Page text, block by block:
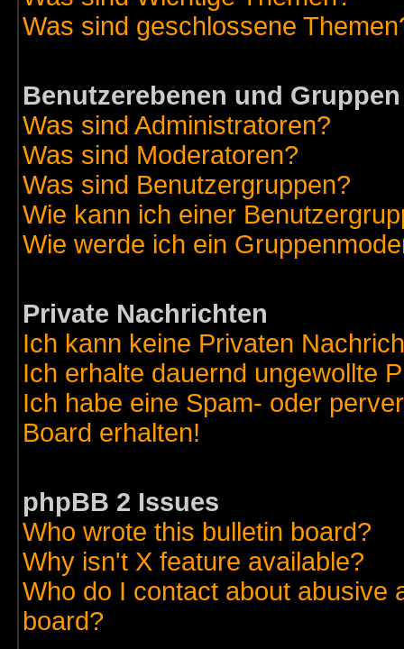
Was sind geschlossene
Benutzerebenen und Gruppen
Was sind Administratoren?
Was sind Moderatoren?
Was sind Benutzergruppen?
Wie kann ich einer
Wie werde ich ein
Private Nachrichten
Ich kann keine Privaten
Ich erhalte dauernd ungewollte
Ich habe eine Spam- oder
Board erhalten!
phpBB 2 Issues
Who wrote this bulletin board?
Why isn't X feature available?
Who do I contact about abusive
board?